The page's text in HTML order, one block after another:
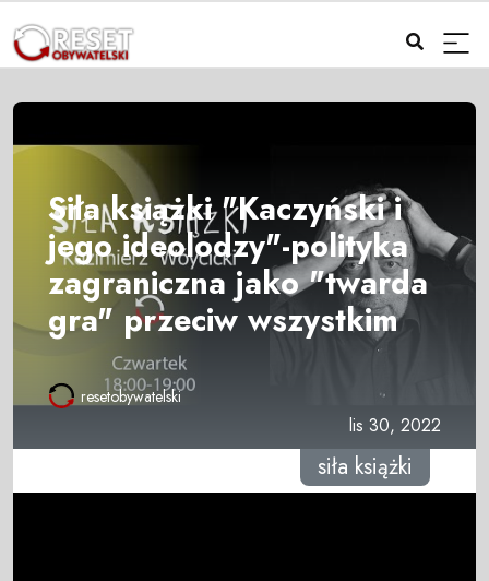
Siła książki "Kaczyński i
jego ideolodzy"-polityka
zagraniczna jako "twarda
gra" przeciw wszystkim
resetobywatelski
lis 30, 2022
siła książki